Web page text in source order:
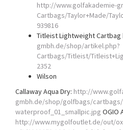
http://www.golfakademie-
Cartbags/Taylor+Made/
939816
Titleist Lightweight Cartbag
gmbh.de/shop/artikel.php?
Cartbags/Titleist/
2352
Wilson
Callaway Aqua Dry: http://
gmbh.de/shop/golfbags/cartbags/
waterproof_01_smallpic.jpg OGIO
http://www.mygolfoutlet.de/out/